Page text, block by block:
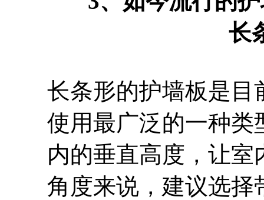
长
长条形的护墙板是目
使用最广泛的一种类
内的垂直高度，让
角度来说，建议选择